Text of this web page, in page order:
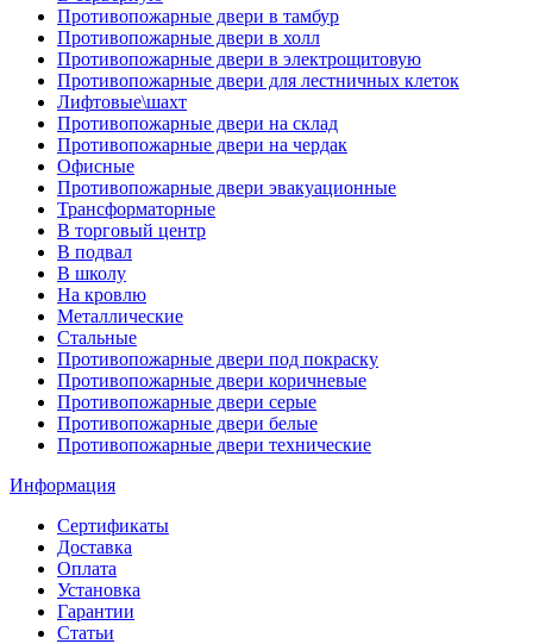
Противопожарные двери в тамбур
Противопожарные двери в холл
Противопожарные двери в электрощитовую
Противопожарные двери для лестничных клеток
Лифтовые\шахт
Противопожарные двери на склад
Противопожарные двери на чердак
Офисные
Противопожарные двери эвакуационные
Трансформаторные
В торговый центр
В подвал
В школу
На кровлю
Металлические
Стальные
Противопожарные двери под покраску
Противопожарные двери коричневые
Противопожарные двери серые
Противопожарные двери белые
Противопожарные двери технические
Информация
Сертификаты
Доставка
Оплата
Установка
Гарантии
Статьи